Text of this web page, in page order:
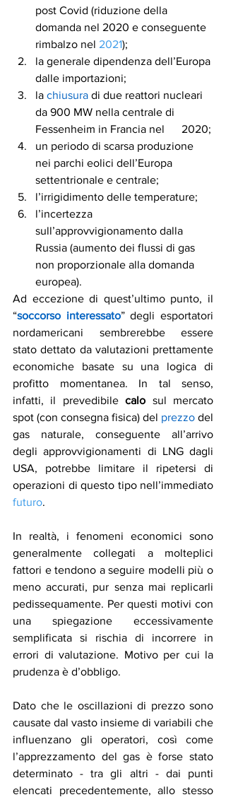
post Covid (riduzione della
domanda nel 2020 e conseguente
rimbalzo nel 2021);
la generale dipendenza dell’Europa
dalle importazioni;
la chiusura di due reattori nucleari
da 900 MW nella centrale di
Fessenheim in Francia nel      2020;
un periodo di scarsa produzione
nei parchi eolici dell’Europa
settentrionale e centrale;
l’irrigidimento delle temperature;
l’incertezza
sull’approvvigionamento dalla
Russia (aumento dei flussi di gas
non proporzionale alla domanda
europea).
Ad eccezione di quest’ultimo punto, il
“soccorso interessato” degli esportatori
nordamericani sembrerebbe essere
stato dettato da valutazioni prettamente
economiche basate su una logica di
profitto momentanea. In tal senso,
infatti, il prevedibile calo sul mercato
spot (con consegna fisica) del prezzo del
gas naturale, conseguente all’arrivo
degli approvvigionamenti di LNG dagli
USA, potrebbe limitare il ripetersi di
futuro.
In realtà, i fenomeni economici sono
generalmente collegati a molteplici
fattori e tendono a seguire modelli più o
meno accurati, pur senza mai replicarli
pedissequamente. Per questi motivi con
una spiegazione eccessivamente
semplificata si rischia di incorrere in
errori di valutazione. Motivo per cui la
prudenza è d’obbligo.
Dato che le oscillazioni di prezzo sono
causate dal vasto insieme di variabili che
influenzano gli operatori, così come
l’apprezzamento del gas è forse stato
determinato - tra gli altri - dai punti
elencati precedentemente, allo stesso